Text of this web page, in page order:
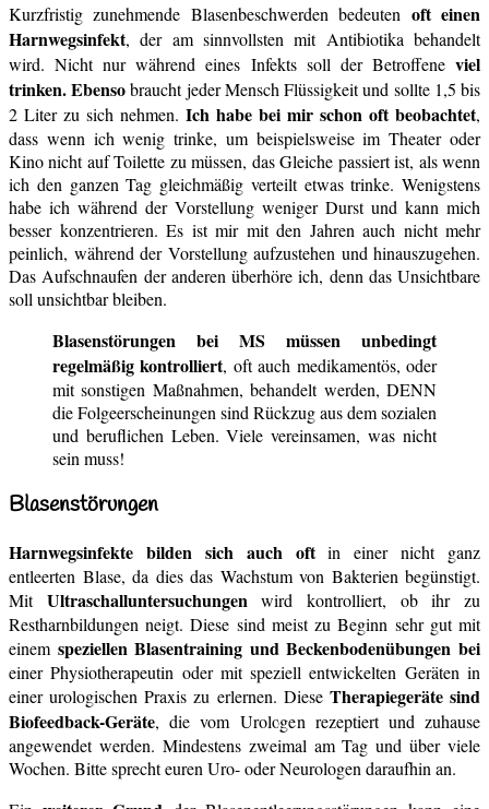
Kurzfristig zunehmende Blasenbeschwerden bedeuten oft einen
Harnwegsinfekt, der am sinnvollsten mit Antibiotika behandelt
wird.Nicht nur während eines Infekts soll der Betroffeneviel
trinken. Ebensobraucht jeder Mensch Flüssigkeit und sollte 1,5 bis
2 Liter zu sich nehmen. Ich habe bei mir schon oft beobachtet,
dass wenn ich wenig trinke, um beispielsweise im Theater oder
Kino nicht auf Toilette zu müssen, das Gleiche passiert ist, als wenn
ich den ganzen Tag gleichmäßig verteilt etwas trinke. Wenigstens
habe ich während der Vorstellung weniger Durst und kann mich
besser konzentrieren. Es ist mir mit den Jahren auch nicht mehr
peinlich, während der Vorstellung aufzustehen und hinauszugehen.
Das Aufschnaufen der anderen überhöre ich, denn das Unsichtbare
soll unsichtbar bleiben.
Blasenstörungen bei MS müssen unbedingt
regelmäßig kontrolliert, oft auch medikamentös, oder
mit sonstigen Maßnahmen, behandelt werden, DENN
die Folgeerscheinungen sind Rückzug aus dem sozialen
und beruflichen Leben. Viele vereinsamen, was nicht
sein muss!
Blasenstörungen
Harnwegsinfekte bilden sich auch oftin einer nicht ganz
entleerten Blase, da dies das Wachstum von Bakterien begünstigt.
Mit Ultraschalluntersuchungenwird kontrolliert, ob ihr zu
Restharnbildungen neigt. Diese sind meist zu Beginn sehr gut mit
einem speziellen Blasentraining und Beckenbodenübungen bei
einer Physiotherapeutin oder mit speziell entwickelten Geräten in
einer urologischen Praxis zu erlernen. Diese Therapiegeräte sind
Biofeedback-Geräte, die vom Urologen rezeptiert und zuhause
angewendet werden. Mindestens zweimal am Tag und über viele
Wochen. Bitte sprecht euren Uro- oder Neurologen daraufhin an.